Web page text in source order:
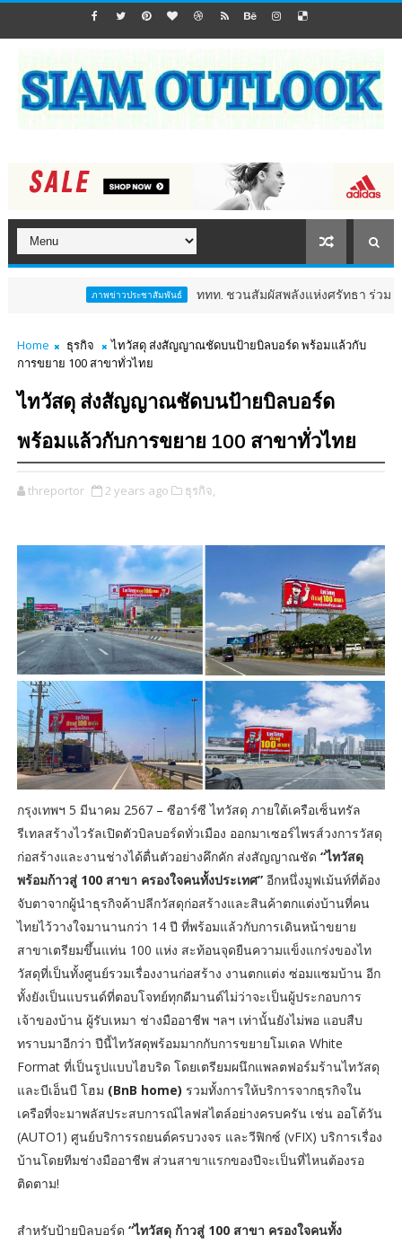
ภาพข่าวประชาสัมพันธ์ ททท. ชวนสัมผัสพลังแห่งศรัทธา ร่วมงาน "ห่มผ้
Home ธุรกิจ
ไทวัสดุ ส่งสัญญาณชัดบนป้ายบิลบอร์ด พร้อมแล้วกับ
การขยาย 100 สาขาทั่วไทย
ไทวัสดุ ส่งสัญญาณชัดบนป้ายบิลบอร์ด
พร้อมแล้วกับการขยาย 100 สาขาทั่วไทย
threportor 2 years ago ธุรกิจ,
กรุงเทพฯ 5 มีนาคม 2567 – ซีอาร์ซี ไทวัสดุ ภายใต้เครือเซ็นทรัล
รีเทลสร้างไวรัลเปิดตัวบิลบอร์ดทั่วเมือง ออกมาเซอร์ไพรส์วงการวัสดุ
ก่อสร้างและงานช่างได้ตื่นตัวอย่างคึกคัก ส่งสัญญาณชัด “ไทวัสดุ
พร้อมก้าวสู่ 100 สาขา ครองใจคนทั้งประเทศ”อีกหนึ่งมูฟเม้นท์ที่ต้อง
จับตาจากผู้นำธุรกิจค้าปลีกวัสดุก่อสร้างและสินค้าตกแต่งบ้านที่คน
ไทยไว้วางใจมานานกว่า 14 ปี ที่พร้อมแล้วกับการเดินหน้าขยาย
สาขาเตรียมขึ้นแท่น 100 แห่ง สะท้อนจุดยืนความแข็งแกร่งของไท
วัสดุที่เป็นทั้งศูนย์รวมเรื่องงานก่อสร้าง งานตกแต่ง ซ่อมแซมบ้าน อีก
ทั้งยังเป็นแบรนด์ที่ตอบโจทย์ทุกดีมานด์ไม่ว่าจะเป็นผู้ประกอบการ
เจ้าของบ้าน ผู้รับเหมา ช่างมืออาชีพ ฯลฯ เท่านั้นยังไม่พอ แอบสืบ
ทราบมาอีกว่า ปีนี้ไทวัสดุพร้อมมากกับการขยายโมเดล White
Format ที่เป็นรูปแบบไฮบริด โดยเตรียมผนึกแพลตฟอร์มร้านไทวัสดุ
และบีเอ็นบี โฮม (BnB home) รวมทั้งการให้บริการจากธุรกิจใน
เครือที่จะมาพลัสประสบการณ์ไลฟสไตล์อย่างครบครัน เช่น ออโต้วัน
(AUTO1) ศูนย์บริการรถยนต์ครบวงจร และวีฟิกซ์ (vFIX) บริการเรื่อง
บ้านโดยทีมช่างมืออาชีพ ส่วนสาขาแรกของปีจะเป็นที่ไหนต้องรอ
ติดตาม!
สำหรับป้ายบิลบอร์ด “ไทวัสดุ ก้าวสู่ 100 สาขา ครองใจคนทั้ง